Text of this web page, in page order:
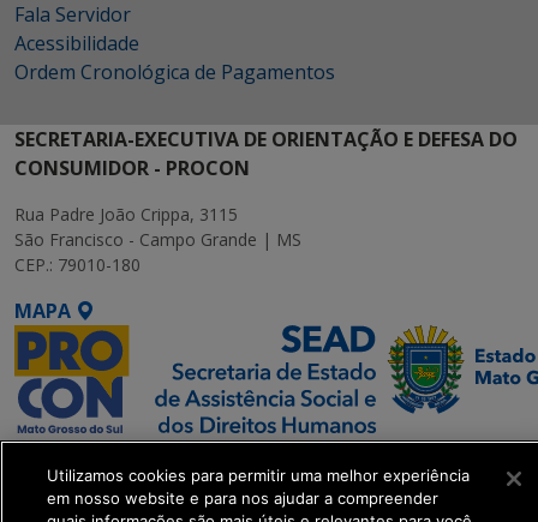
Fala Servidor
Acessibilidade
Ordem Cronológica de Pagamentos
SECRETARIA-EXECUTIVA DE ORIENTAÇÃO E DEFESA DO
CONSUMIDOR - PROCON
Rua Padre João Crippa, 3115
São Francisco - Campo Grande | MS
CEP.: 79010-180
MAPA
SETDIG | Secretaria-
Executiva de
Utilizamos cookies para permitir uma melhor experiência
em nosso website e para nos ajudar a compreender